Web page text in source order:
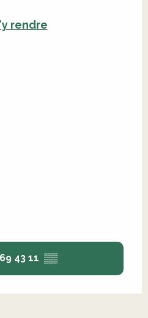
rendre
43 11 ▒▒